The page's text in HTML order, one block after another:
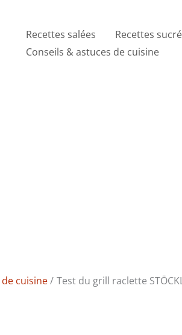
Recettes salées Recettes
Conseils & astuces de cuisine
cuisine Test du grill raclette